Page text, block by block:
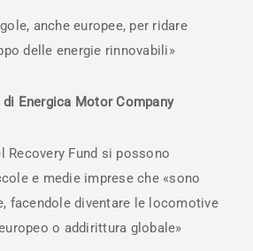
anche europee, per ridare
delle energie rinnovabili»
Energica Motor Company
Recovery Fund si possono
e medie imprese che «sono
facendole diventare le locomotive
o addirittura globale»